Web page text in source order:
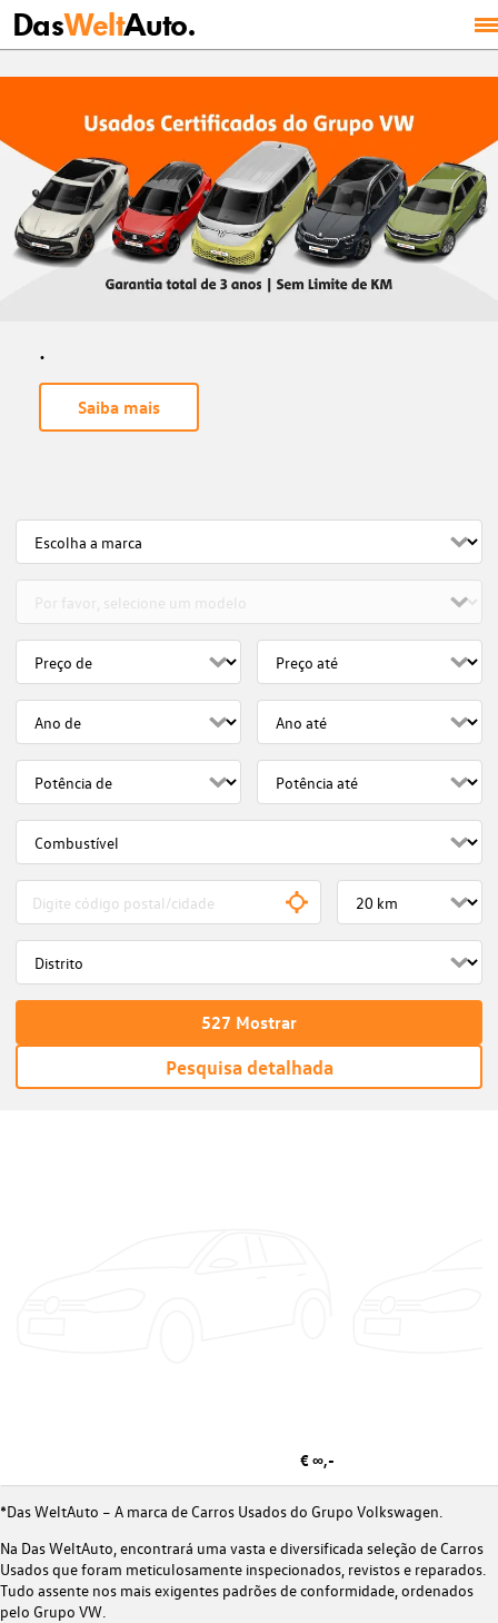
DasWeltAuto.
.
Saiba mais
Pesquisa detalhada
527 Mostrar
€ ∞,-
*Das WeltAuto – A marca de Carros Usados ​​do Grupo Volkswagen.
Na Das WeltAuto, encontrará uma vasta e diversificada seleção de Carros
Usados ​​que foram meticulosamente inspecionados, revistos e reparados.
Tudo assente nos mais exigentes padrões de conformidade, ordenados
pelo Grupo VW.